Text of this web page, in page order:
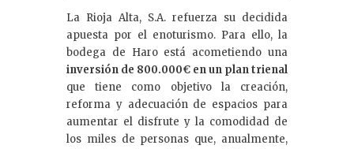
La Rioja Alta, S.A. refuerza su decidida
apuesta por el enoturismo. Para ello, la
bodega de Haro está acometiendo una
inversión de 800.000€ en un plan trienal
que tiene como objetivo la creación,
reforma y adecuación de espacios para
aumentar el disfrute y la comodidad de
los miles de personas que, anualmente,